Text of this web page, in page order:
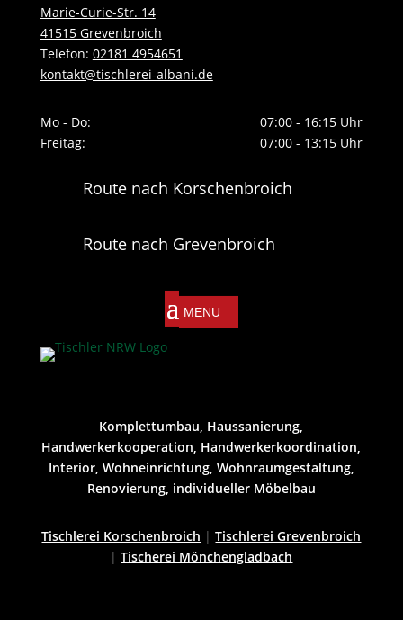
Marie-Curie-Str. 14
41515 Grevenbroich
Telefon: 02181 4954651
kontakt@tischlerei-albani.de
Mo - Do:
07:00 - 16:15 Uhr
Freitag:
07:00 - 13:15 Uhr
Route nach Korschenbroich
Route nach Grevenbroich
Komplettumbau, Haussanierung,
Handwerkerkooperation, Handwerkerkoordination,
Interior, Wohneinrichtung, Wohnraumgestaltung,
Renovierung, individueller Möbelbau
Tischlerei Korschenbroich |Tischlerei Grevenbroich
|Tischerei Mönchengladbach